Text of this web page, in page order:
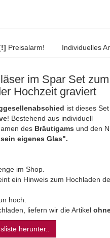
Preisalarm! Individuelles
im Spar Set zum
Hochzeit graviert
ist dieses Set
! Bestehend aus individuell
des Bräutigams und den
eigenes Glas".
im Shop.
ein Hinweis zum Hochladen
hoch.
liefern wir die Artikel
herunter..